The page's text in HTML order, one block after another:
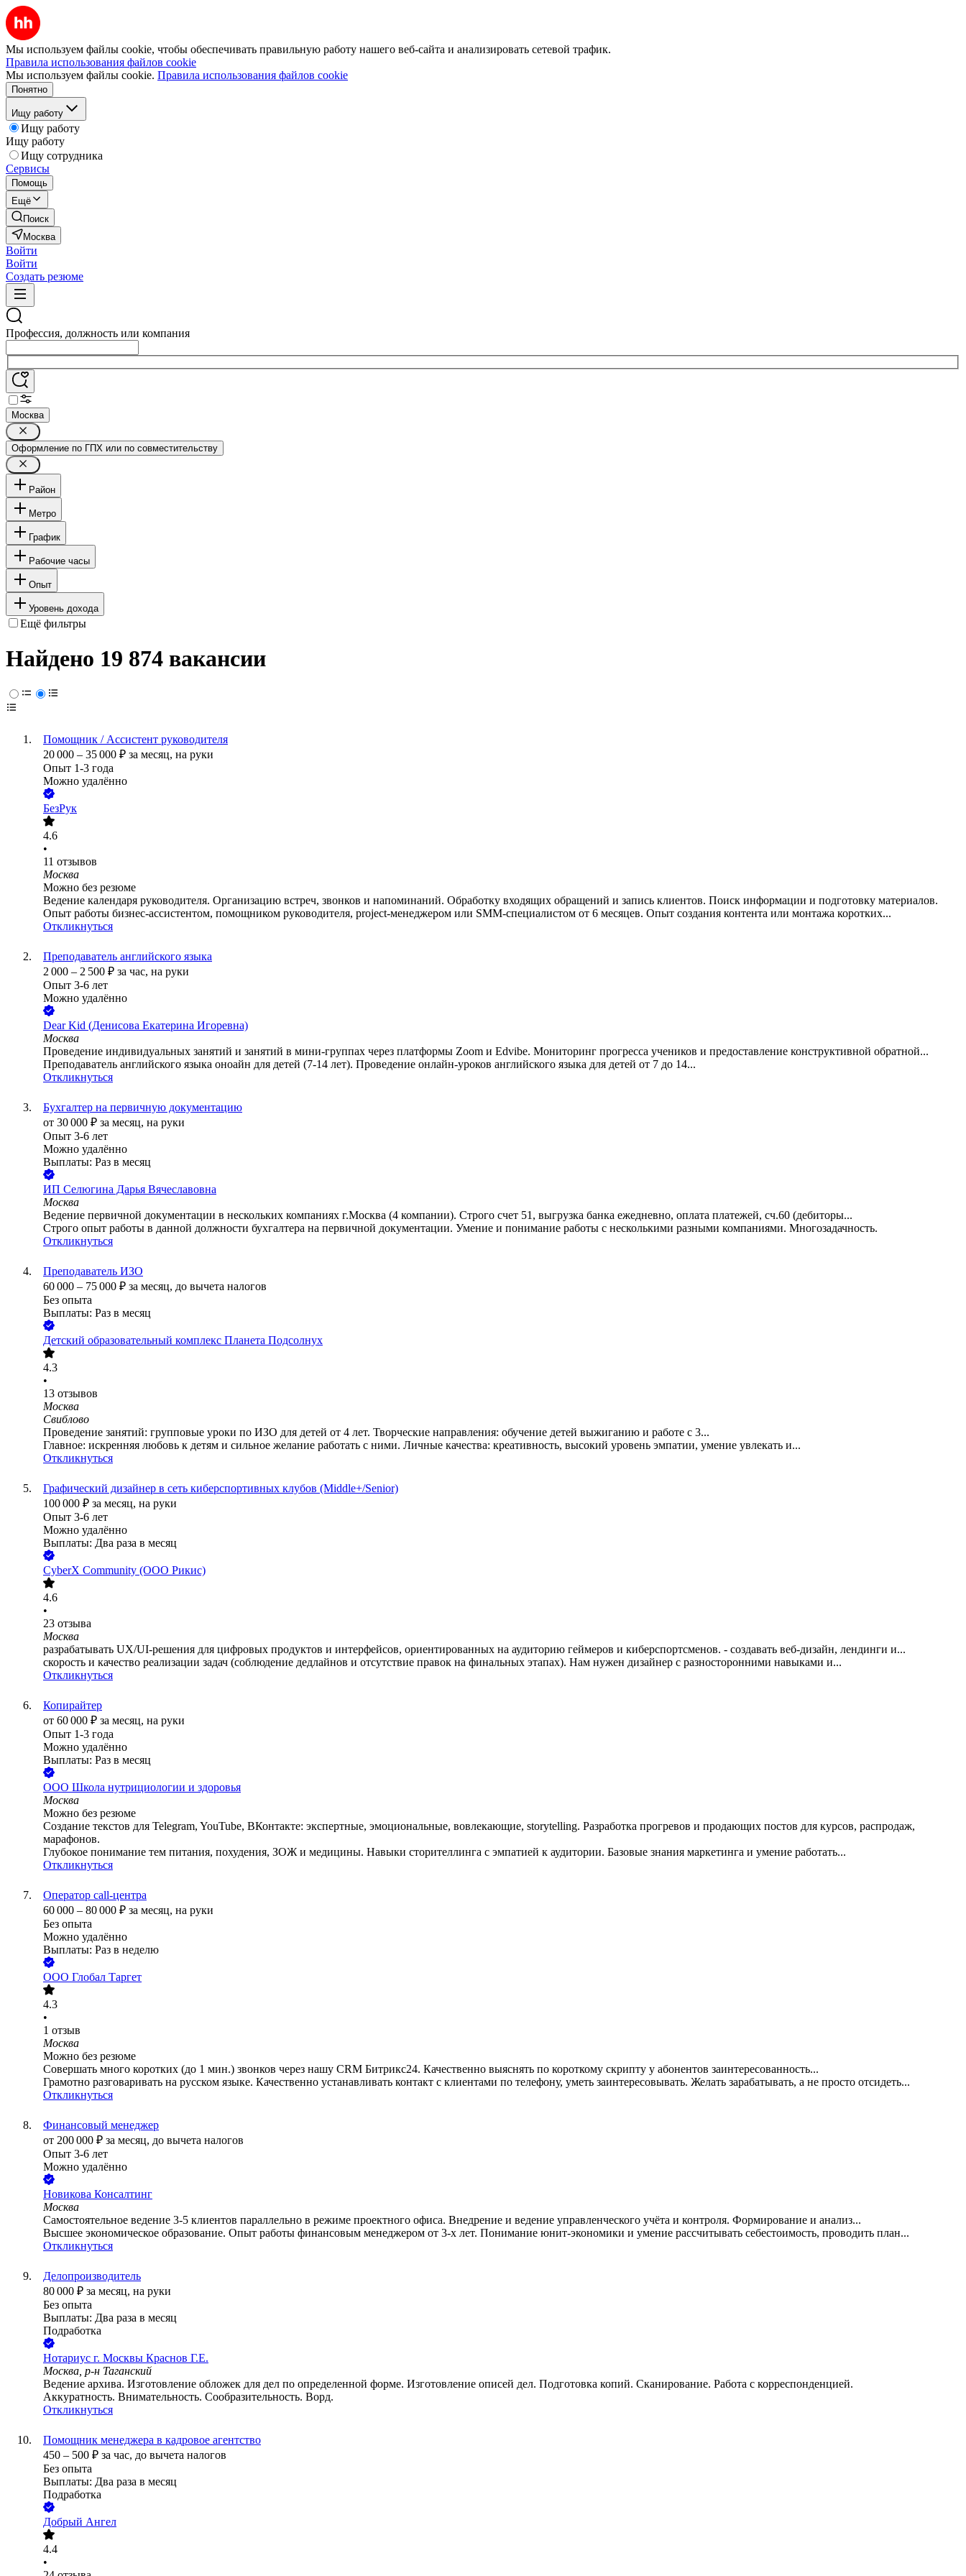
Мы используем файлы cookie, чтобы обеспечивать правильную работу нашего веб-сайта и анализировать сетевой трафик.
Правила использования файлов cookie
Мы используем файлы cookie. Правила использования файлов cookie
Понятно
Ищу работу
Ищу работу
Ищу работу
Ищу сотрудника
Сервисы
Помощь
Ещё
Поиск
Москва
Войти
Войти
Создать резюме
Профессия, должность или компания
Москва
Оформление по ГПХ или по совместительству
Район
Метро
График
Рабочие часы
Опыт
Уровень дохода
Ещё фильтры
Найдено 19 874 вакансии
Помощник / Ассистент руководителя
20 000 – 35 000 ₽ за месяц, на руки
Опыт 1-3 года
Можно удалённо
БезРук
4.6
•
11 отзывов
Москва
Можно без резюме
Ведение календаря руководителя. Организацию встреч, звонков и напоминаний. Обработку входящих обращений и запись клиентов. Поиск информации и подготовку материалов.
Опыт работы бизнес-ассистентом, помощником руководителя, project-менеджером или SMM-специалистом от 6 месяцев. Опыт создания контента или монтажа коротких...
Откликнуться
Преподаватель английского языка
2 000 – 2 500 ₽ за час, на руки
Опыт 3-6 лет
Можно удалённо
Dear Kid (Денисова Екатерина Игоревна)
Москва
Проведение индивидуальных занятий и занятий в мини-группах через платформы Zoom и Edvibe. Мониторинг прогресса учеников и предоставление конструктивной обратной...
Преподаватель английского языка оноайн для детей (7-14 лет). Проведение онлайн-уроков английского языка для детей от 7 до 14...
Откликнуться
Бухгалтер на первичную документацию
от 30 000 ₽ за месяц, на руки
Опыт 3-6 лет
Можно удалённо
Выплаты: Раз в месяц
ИП Селюгина Дарья Вячеславовна
Москва
Ведение первичной документации в нескольких компаниях г.Москва (4 компании). Строго счет 51, выгрузка банка ежедневно, оплата платежей, сч.60 (дебиторы...
Строго опыт работы в данной должности бухгалтера на первичной документации. Умение и понимание работы с несколькими разными компаниями. Многозадачность.
Откликнуться
Преподаватель ИЗО
60 000 – 75 000 ₽ за месяц, до вычета налогов
Без опыта
Выплаты: Раз в месяц
Детский образовательный комплекс Планета Подсолнух
4.3
•
13 отзывов
Москва
Свиблово
Проведение занятий: групповые уроки по ИЗО для детей от 4 лет. Творческие направления: обучение детей выжиганию и работе с 3...
Главное: искренняя любовь к детям и сильное желание работать с ними. Личные качества: креативность, высокий уровень эмпатии, умение увлекать и...
Откликнуться
Графический дизайнер в сеть киберспортивных клубов (Middle+/Senior)
100 000 ₽ за месяц, на руки
Опыт 3-6 лет
Можно удалённо
Выплаты: Два раза в месяц
CyberХ Community (ООО Рикис)
4.6
•
23 отзыва
Москва
разрабатывать UX/UI‑решения для цифровых продуктов и интерфейсов, ориентированных на аудиторию геймеров и киберспортсменов. - создавать веб‑дизайн, лендинги и...
скорость и качество реализации задач (соблюдение дедлайнов и отсутствие правок на финальных этапах). Нам нужен дизайнер с разносторонними навыками и...
Откликнуться
Копирайтер
от 60 000 ₽ за месяц, на руки
Опыт 1-3 года
Можно удалённо
Выплаты: Раз в месяц
ООО Школа нутрициологии и здоровья
Москва
Можно без резюме
Создание текстов для Telegram, YouTube, ВКонтакте: экспертные, эмоциональные, вовлекающие, storytelling. Разработка прогревов и продающих постов для курсов, распродаж,
марафонов.
Глубокое понимание тем питания, похудения, ЗОЖ и медицины. Навыки сторителлинга с эмпатией к аудитории. Базовые знания маркетинга и умение работать...
Откликнуться
Оператор call-центра
60 000 – 80 000 ₽ за месяц, на руки
Без опыта
Можно удалённо
Выплаты: Раз в неделю
ООО Глобал Таргет
4.3
•
1 отзыв
Москва
Можно без резюме
Совершать много коротких (до 1 мин.) звонков через нашу СRМ Битрикс24. Качественно выяснять по короткому скрипту у абонентов заинтересованность...
Грамотно разговаривать на русском языке. Качественно устанавливать контакт с клиентами по телефону, уметь заинтересовывать. Желать зарабатывать, а не просто отсидеть...
Откликнуться
Финансовый менеджер
от 200 000 ₽ за месяц, до вычета налогов
Опыт 3-6 лет
Можно удалённо
Новикова Консалтинг
Москва
Самостоятельное ведение 3-5 клиентов параллельно в режиме проектного офиса. Внедрение и ведение управленческого учёта и контроля. Формирование и анализ...
Высшее экономическое образование. Опыт работы финансовым менеджером от 3-х лет. Понимание юнит-экономики и умение рассчитывать себестоимость, проводить план...
Откликнуться
Делопроизводитель
80 000 ₽ за месяц, на руки
Без опыта
Выплаты: Два раза в месяц
Подработка
Нотариус г. Москвы Краснов Г.Е.
Москва, р-н Таганский
Ведение архива. Изготовление обложек для дел по определенной форме. Изготовление описей дел. Подготовка копий. Сканирование. Работа с корреспонденцией.
Аккуратность. Внимательность. Сообразительность. Ворд.
Откликнуться
Помощник менеджера в кадровое агентство
450 – 500 ₽ за час, до вычета налогов
Без опыта
Выплаты: Два раза в месяц
Подработка
Добрый Ангел
4.4
•